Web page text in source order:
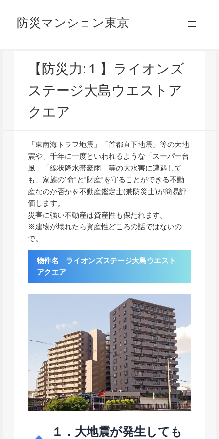
防災マンション東京
【防災力:１】ライオンズ
ステージ大島ウエストア
クエア
「東南海トラフ地震」「首都直下地震」等の大地
震や、千年に一度といわれるような「スーパー台
風」「線状降水帯豪雨」等の大水害に遭遇して
も、家族の”命”と”財産”を守る ことができる不動
産なのか否かを不動産鑑定士(兼防災士)が簡易評
価します。
災害に強い不動産は資産性も保たれます。
※建物が壊れたら資産性どころの話ではないの
で。
物件名 ライオンズステージ大島ウエスト
アクエア
１．大地震が発生しても